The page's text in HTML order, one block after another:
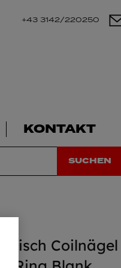
+43 3142/220250
KONTAKT
SUCHEN
Coilnägel